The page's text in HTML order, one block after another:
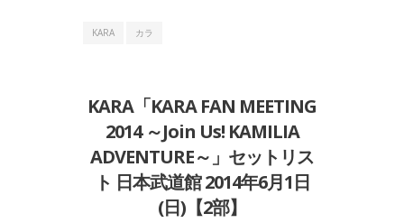
KARA カラ
KARA「KARA FAN MEETING
2014 ～Join Us! KAMILIA
ADVENTURE～」セットリス
ト 日本武道館 2014年6月1日
(日)【2部】